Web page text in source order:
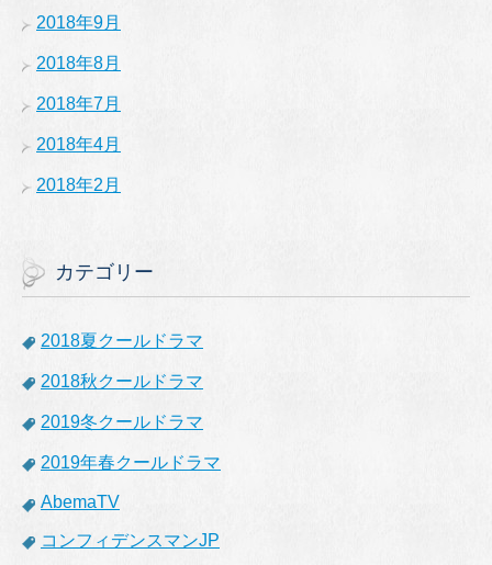
2018年9月
2018年8月
2018年7月
2018年4月
2018年2月
カテゴリー
2018夏クールドラマ
2018秋クールドラマ
2019冬クールドラマ
2019年春クールドラマ
AbemaTV
コンフィデンスマンJP